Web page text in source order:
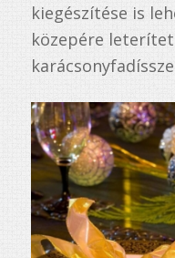
kiegészítése is
közepére